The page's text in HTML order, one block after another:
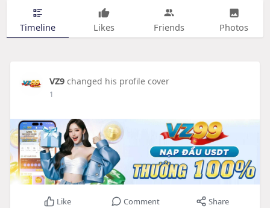
Timeline Likes Friends Photos
VZ9 changed his profile cover
1
Like Comment Share